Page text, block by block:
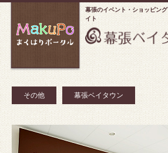
幕張のイベント・ショッピング
イト
その他 幕張ベイタウン